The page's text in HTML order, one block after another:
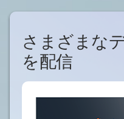
さまざまな
を配信